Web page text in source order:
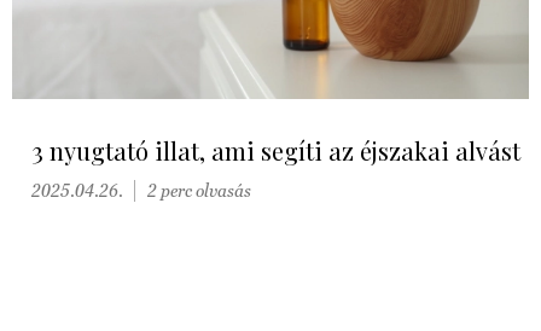
3 nyugtató illat, ami segíti az éjszakai alvást
2025.04.26. 2 perc olvasás